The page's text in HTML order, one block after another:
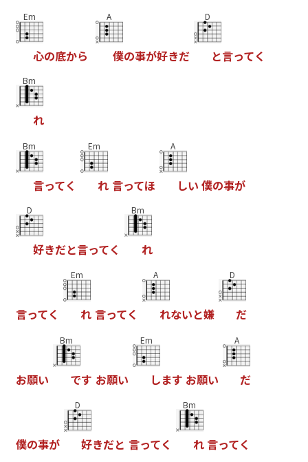
Em
心の底から
A
僕の事が好きだ
D
と言ってく
Bm
れ
Bm
言ってく
Em
れ 言ってほ
A
しい 僕の事が
D
好きだと言ってく
Bm
れ
言ってく
Em
れ 言ってく
A
れないと嫌
D
だ
お願い
Bm
です お願い
Em
します お願い
A
だ
僕の事が
D
好きだと 言ってく
Bm
れ 言ってく